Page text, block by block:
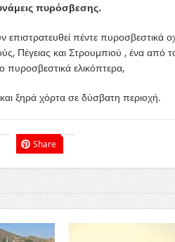
πυρόσβεσης.
επιστρατευθεί πέντε πυροσβεστικά
Πέγειας και Στρουμπιού , ένα από
ελικόπτερα,
ξηρά χόρτα σε δύσβατη περιοχή.
Share